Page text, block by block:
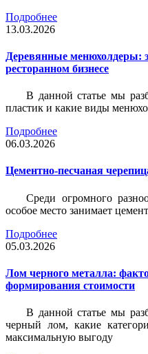
Подробнее
13.03.2026
Деревянные менюхолдеры:
ресторанном бизнесе
В данной статье мы
пластик и какие виды
Подробнее
06.03.2026
Цементно-песчаная
Среди огромного
особое место занимает
Подробнее
05.03.2026
Лом черного металла:
формирования стоимости
В данной статье мы
черный лом, какие
максимальную выгоду